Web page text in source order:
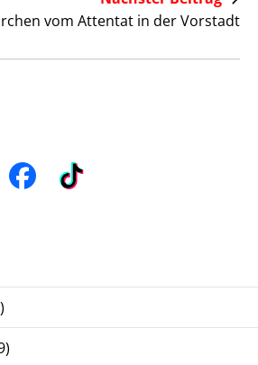
vom Attentat in der Vorstadt